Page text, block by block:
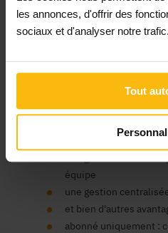
les annonces, d'offrir des
sociaux et d'analyser notre trafic.
Tout
Un compte organisme est
de votre ASBL des avantages
consulter le contenu de nos
association, publier des
de formation en ligne,
un seul compte pour
équipe
une gestion
et bien d'autres
abonné uniquement :